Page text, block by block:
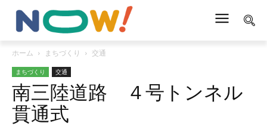
ホーム まちづくり 交通
まちづくり 交通
南三陸道路 ４号トンネル
貫通式